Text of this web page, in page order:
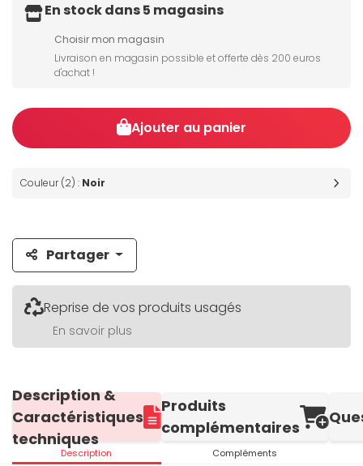
En stock dans 5 magasins
Choisir mon magasin
Livraison en magasin possible et offerte dès 200 euros
d'achat !
Ajouter au panier
Couleur (2) : Noir
Partager
Reprise de vos produits usagés
En savoir plus
Description &
Caractéristiques
techniques
Description
Produits
complémentaires
Compléments